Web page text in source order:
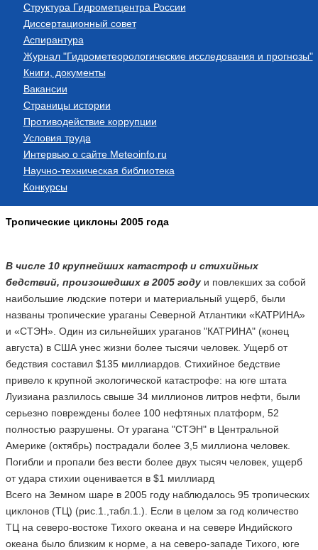
Структура Гидрометцентра России
Диссертационный совет
Аспирантура
Журнал "Гидрометеорологические исследования и прогнозы"
Книги, документы
Вакансии
Страницы истории
Противодействие коррупции
Условия труда
Интервью о сайте Meteoinfo.ru
Научно-техническая библиотека
Конкурсы
Тропические циклоны 2005 года
В числе 10 крупнейших катастроф и стихийных
бедствий, произошедших в 2005 годуи повлекших за собой
наибольшие людские потери и материальный ущерб, были
названы тропические ураганы Северной Атлантики «КАТРИНА»
и «СТЭН». Один из сильнейших ураганов "КАТРИНА" (конец
августа) в США унес жизни более тысячи человек. Ущерб от
бедствия составил $135 миллиардов. Стихийное бедствие
привело к крупной экологической катастрофе: на юге штата
Луизиана разлилось свыше 34 миллионов литров нефти, были
серьезно повреждены более 100 нефтяных платформ, 52
полностью разрушены. От урагана "СТЭН" в Центральной
Америке (октябрь) пострадали более 3,5 миллиона человек.
Погибли и пропали без вести более двух тысяч человек, ущерб
от удара стихии оценивается в $1 миллиард
Всего на Земном шаре в 2005 году наблюдалось 95 тропических
циклонов (ТЦ) (рис.1.,табл.1.). Если в целом за год количество
ТЦ на северо-востоке Тихого океана и на севере Индийского
океана было близким к норме, а на северо-западе Тихого, юге